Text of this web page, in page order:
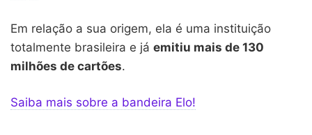
Em relação a sua origem, ela é uma instituição
totalmente brasileira e já emitiu mais de 130
milhões de cartões.
Saiba mais sobre a bandeira Elo!